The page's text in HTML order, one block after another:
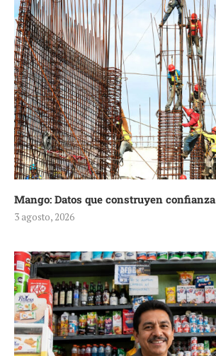
Mango: Datos que construyen confianza
3 agosto, 2026